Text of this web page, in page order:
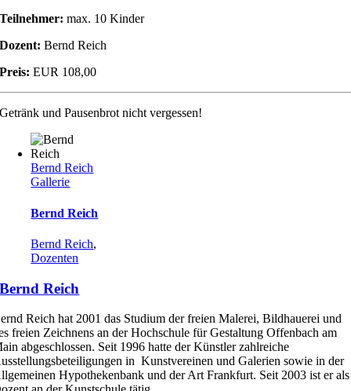
Teilnehmer: max. 10 Kinder
Dozent: Bernd Reich
Preis: EUR 108,00
Getränk und Pausenbrot nicht vergessen!
Bernd Reich
Gallerie
Bernd Reich
Bernd Reich,
Dozenten
Bernd Reich
Reich hat 2001 das Studium der freien Malerei, Bildhauerei und
freien Zeichnens an der Hochschule für Gestaltung Offenbach am
abgeschlossen. Seit 1996 hatte der Künstler zahlreiche
in Kunstvereinen und Galerien sowie in der
Hypothekenbank und der Art Frankfurt. Seit 2003 ist er als